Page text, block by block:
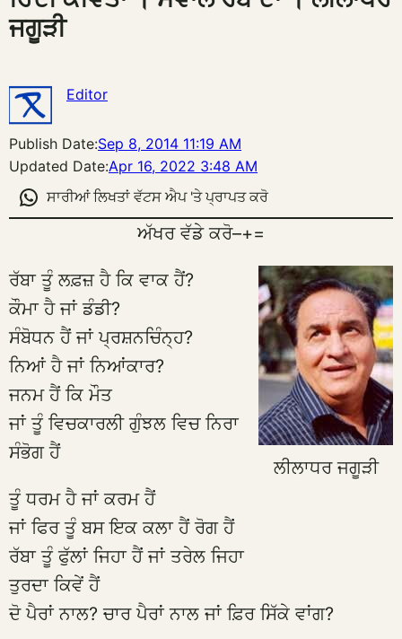
ਜਗੂੜੀ
Editor
Publish Date:Sep 8, 2014 11:19 AM
Updated Date:Apr 16, 2022 3:48 AM
ਸਾਰੀਆਂ ਲਿਖਤਾਂ ਵੱਟਸ ਐਪ 'ਤੇ ਪ੍ਰਾਪਤ ਕਰੋ
ਅੱਖਰ ਵੱਡੇ ਕਰੋ–+=
ਲੀਲਾਧਰ ਜਗੂੜੀ
ਰੱਬਾ ਤੂੰ ਲਫ਼ਜ਼ ਹੈ ਕਿ ਵਾਕ ਹੈਂ?
ਕੌਮਾ ਹੈ ਜਾਂ ਡੰਡੀ?
ਸੰਬੋਧਨ ਹੈਂ ਜਾਂ ਪ੍ਰਸ਼ਨਚਿੰਨ੍ਹ?
ਨਿਆਂ ਹੈ ਜਾਂ ਨਿਆਂਕਾਰ?
ਜਨਮ ਹੈਂ ਕਿ ਮੌਤ
ਜਾਂ ਤੂੰ ਵਿਚਕਾਰਲੀ ਗੁੰਝਲ ਵਿਚ ਨਿਰਾ
ਸੰਭੋਗ ਹੈਂ
ਤੂੰ ਧਰਮ ਹੈ ਜਾਂ ਕਰਮ ਹੈਂ
ਜਾਂ ਫਿਰ ਤੂੰ ਬਸ ਇਕ ਕਲਾ ਹੈਂ ਰੋਗ ਹੈਂ
ਰੱਬਾ ਤੂੰ ਫੁੱਲਾਂ ਜਿਹਾ ਹੈਂ ਜਾਂ ਤਰੇਲ ਜਿਹਾ
ਤੁਰਦਾ ਕਿਵੇਂ ਹੈਂ
ਦੋ ਪੈਰਾਂ ਨਾਲ? ਚਾਰ ਪੈਰਾਂ ਨਾਲ ਜਾਂ ਫ਼ਿਰ ਸਿੱਕੇ ਵਾਂਗ?